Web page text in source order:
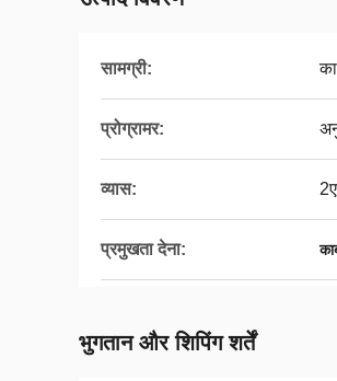
सामग्री:
प्रोग्रामर:
व्यास:
प्रमुखता देना:
भुगतान और शिपिंग शर्तें